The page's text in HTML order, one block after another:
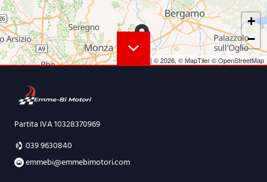
+
−
| © 2026, © MapTiler© OpenStreetMap
Partita IVA 10328370969
039 9630840
emmebi@emmebimotori.com